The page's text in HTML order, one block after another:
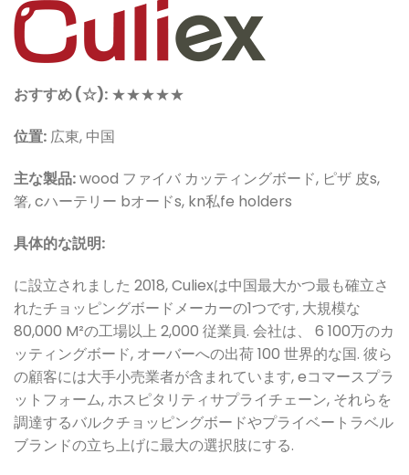
おすすめ (☆): ★★★★★
位置: 広東, 中国
主な製品:wood ファイバ カッティングボード, ピザ 皮s,
箸,cハーテリー bオードs, kn私fe holders
具体的な説明:
に設立されました 2018, Culiexは中国最大かつ最も確立さ
れたチョッピングボードメーカーの1つです, 大規模な
80,000 M²の工場以上 2,000 従業員. 会社は、 6 100万のカ
ッティングボード, オーバーへの出荷 100 世界的な国. 彼ら
の顧客には大手小売業者が含まれています, eコマースプラ
ットフォーム, ホスピタリティサプライチェーン, それらを
調達するバルクチョッピングボードやプライベートラベル
ブランドの立ち上げに最大の選択肢にする.